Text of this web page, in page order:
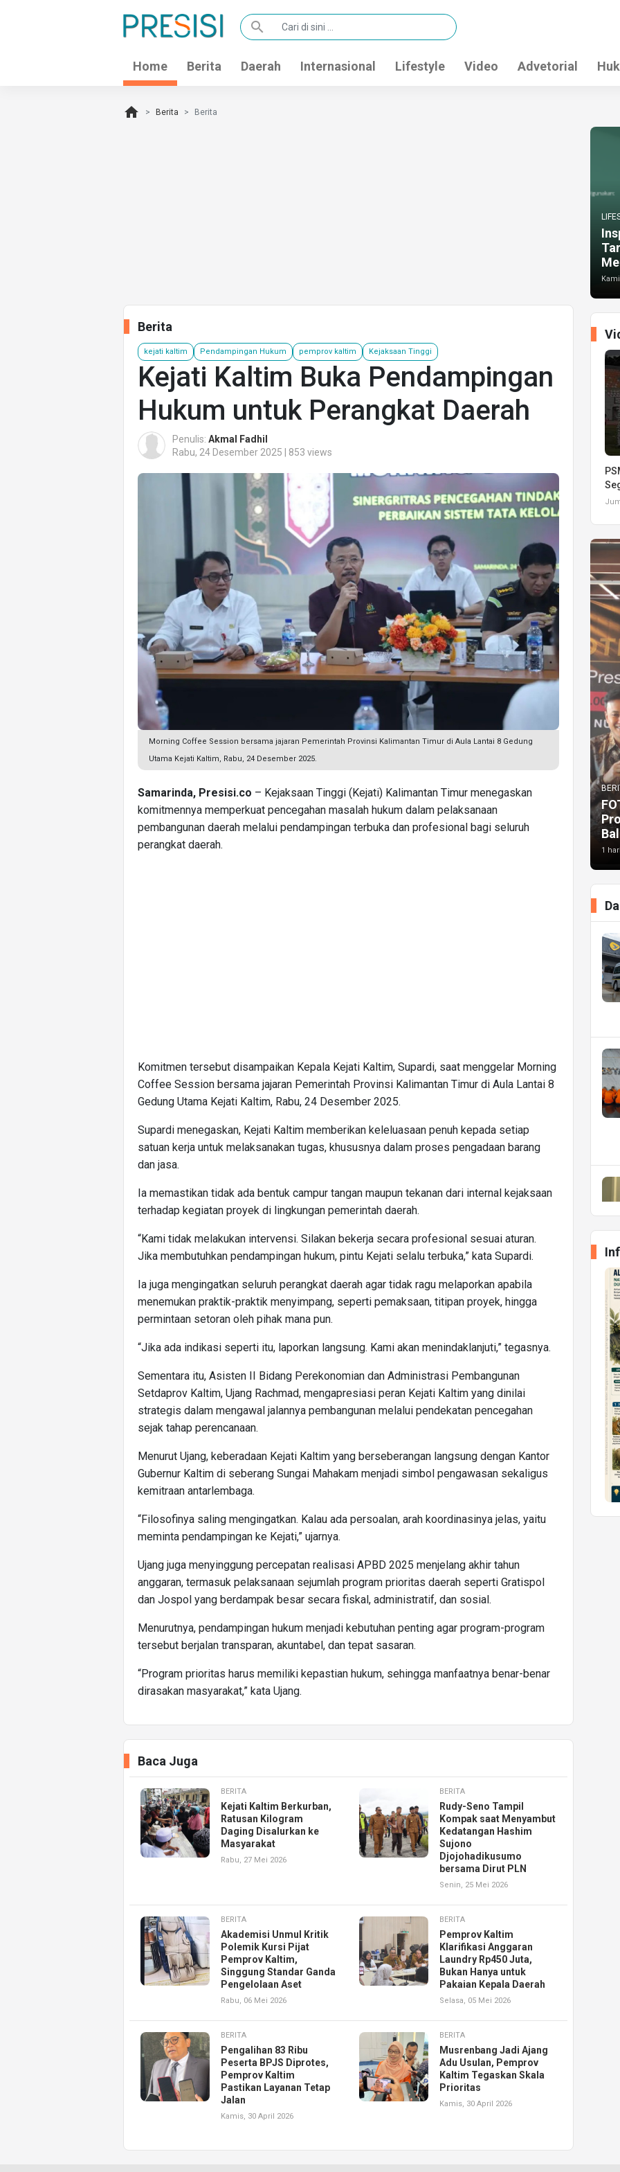
search
Home Berita Daerah Internasional Lifestyle Video Advetorial
home Berita Berita
Berita
kejati kaltim Pendampingan Hukum pemprov kaltim Kejaksaan Tinggi
Kejati Kaltim Buka Pendampingan
Hukum untuk Perangkat Daerah
Penulis: Akmal Fadhil
Rabu, 24 Desember 2025 | 853 views
Morning Coffee Session bersama jajaran Pemerintah Provinsi Kalimantan Timur di Aula Lantai 8 Gedung
Utama Kejati Kaltim, Rabu, 24 Desember 2025.
Samarinda, Presisi.co – Kejaksaan Tinggi (Kejati) Kalimantan Timur menegaskan
komitmennya memperkuat pencegahan masalah hukum dalam pelaksanaan
pembangunan daerah melalui pendampingan terbuka dan profesional bagi seluruh
perangkat daerah.
Komitmen tersebut disampaikan Kepala Kejati Kaltim, Supardi, saat menggelar Morning
Coffee Session bersama jajaran Pemerintah Provinsi Kalimantan Timur di Aula Lantai 8
Gedung Utama Kejati Kaltim, Rabu, 24 Desember 2025.
Supardi menegaskan, Kejati Kaltim memberikan keleluasaan penuh kepada setiap
satuan kerja untuk melaksanakan tugas, khususnya dalam proses pengadaan barang
dan jasa.
Ia memastikan tidak ada bentuk campur tangan maupun tekanan dari internal kejaksaan
terhadap kegiatan proyek di lingkungan pemerintah daerah.
“Kami tidak melakukan intervensi. Silakan bekerja secara profesional sesuai aturan.
Jika membutuhkan pendampingan hukum, pintu Kejati selalu terbuka,” kata Supardi.
Ia juga mengingatkan seluruh perangkat daerah agar tidak ragu melaporkan apabila
menemukan praktik-praktik menyimpang, seperti pemaksaan, titipan proyek, hingga
permintaan setoran oleh pihak mana pun.
“Jika ada indikasi seperti itu, laporkan langsung. Kami akan menindaklanjuti,” tegasnya.
Sementara itu, Asisten II Bidang Perekonomian dan Administrasi Pembangunan
Setdaprov Kaltim, Ujang Rachmad, mengapresiasi peran Kejati Kaltim yang dinilai
strategis dalam mengawal jalannya pembangunan melalui pendekatan pencegahan
sejak tahap perencanaan.
Menurut Ujang, keberadaan Kejati Kaltim yang berseberangan langsung dengan Kantor
Gubernur Kaltim di seberang Sungai Mahakam menjadi simbol pengawasan sekaligus
kemitraan antarlembaga.
“Filosofinya saling mengingatkan. Kalau ada persoalan, arah koordinasinya jelas, yaitu
meminta pendampingan ke Kejati,” ujarnya.
Ujang juga menyinggung percepatan realisasi APBD 2025 menjelang akhir tahun
anggaran, termasuk pelaksanaan sejumlah program prioritas daerah seperti Gratispol
dan Jospol yang berdampak besar secara fiskal, administratif, dan sosial.
Menurutnya, pendampingan hukum menjadi kebutuhan penting agar program-program
tersebut berjalan transparan, akuntabel, dan tepat sasaran.
“Program prioritas harus memiliki kepastian hukum, sehingga manfaatnya benar-benar
dirasakan masyarakat,” kata Ujang.
Baca Juga
BERITA
Kejati Kaltim Berkurban,
Ratusan Kilogram
Daging Disalurkan ke
Masyarakat
Rabu, 27 Mei 2026
BERITA
Rudy-Seno Tampil
Kompak saat Menyambut
Kedatangan Hashim
Sujono
Djojohadikusumo
bersama Dirut PLN
Senin, 25 Mei 2026
BERITA
Akademisi Unmul Kritik
Polemik Kursi Pijat
Pemprov Kaltim,
Singgung Standar Ganda
Pengelolaan Aset
Rabu, 06 Mei 2026
BERITA
Pemprov Kaltim
Klarifikasi Anggaran
Laundry Rp450 Juta,
Bukan Hanya untuk
Pakaian Kepala Daerah
Selasa, 05 Mei 2026
BERITA
Pengalihan 83 Ribu
Peserta BPJS Diprotes,
Pemprov Kaltim
Pastikan Layanan Tetap
Jalan
Kamis, 30 April 2026
BERITA
Musrenbang Jadi Ajang
Adu Usulan, Pemprov
Kaltim Tegaskan Skala
Prioritas
Kamis, 30 April 2026
1